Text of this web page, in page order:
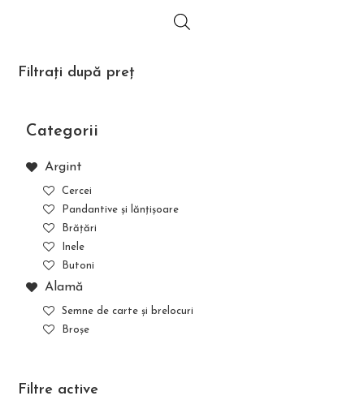
Filtrați după preț
Categorii
Argint
Cercei
Pandantive și lănțișoare
Brățări
Inele
Butoni
Alamă
Semne de carte și brelocuri
Broșe
Filtre active